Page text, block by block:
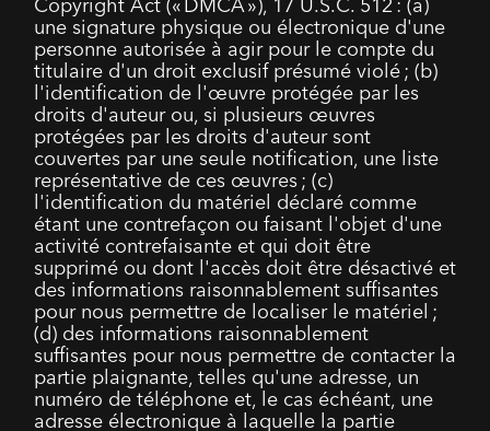
une signature physique ou électronique d'une
personne autorisée à agir pour le compte du
titulaire d'un droit exclusif présumé violé ; (b)
l'identification de l'œuvre protégée par les
droits d'auteur ou, si plusieurs œuvres
protégées par les droits d'auteur sont
couvertes par une seule notification, une liste
représentative de ces œuvres ; (c)
l'identification du matériel déclaré comme
étant une contrefaçon ou faisant l'objet d'une
activité contrefaisante et qui doit être
supprimé ou dont l'accès doit être désactivé et
des informations raisonnablement suffisantes
pour nous permettre de localiser le matériel ;
(d) des informations raisonnablement
suffisantes pour nous permettre de contacter la
partie plaignante, telles qu'une adresse, un
numéro de téléphone et, le cas échéant, une
adresse électronique à laquelle la partie